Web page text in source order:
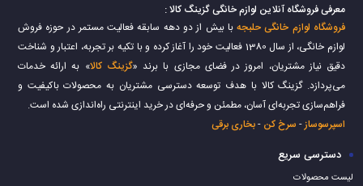
معرفی فروشگاه آنلاین لوازم خانگی گزینگ کالا :
فروشگاه لوازم خانگی حلبجهبا بیش از دو دهه سابقه فعالیت مستمر در حوزه فروش
لوازم خانگی، از سال 1380 فعالیت خود را آغاز کرده و با تکیه بر تجربه، اعتبار و شناخت
دقیق نیاز مشتریان، امروز در فضای مجازی با برند «گزینگ کالا» به ارائه خدمات
می‌پردازد. گزینگ کالا با هدف توسعه دسترسی مشتریان به محصولات باکیفیت و
فراهم‌سازی تجربه‌ای آسان، مطمئن و حرفه‌ای در خرید اینترنتی راه‌اندازی شده است.
اسپرسوساز- سرخ کن -بخاری برقی
دسترسی سریع
لیست محصولات